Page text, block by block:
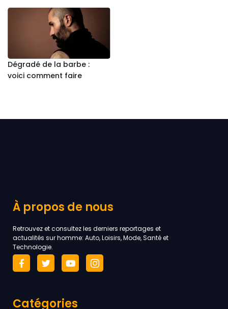
Dégradé de la barbe :
voici comment faire
À propos de nous
Retrouvez et consultez les derniers reportages et
actualités sur homme: Auto, Loisirs, Mode, Santé et
Technologie.
Catégories